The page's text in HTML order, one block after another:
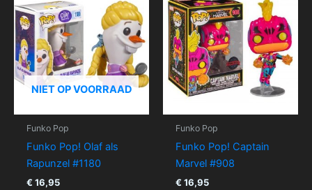
NIET OP VOORRAAD
Funko Pop
Funko Pop! Olaf als
Rapunzel #1180
€ 16,95
Funko Pop
Funko Pop! Captain
Marvel #908
€ 16,95